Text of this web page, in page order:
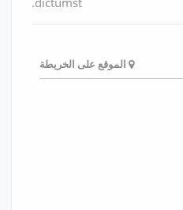
الموقع على الخريطة